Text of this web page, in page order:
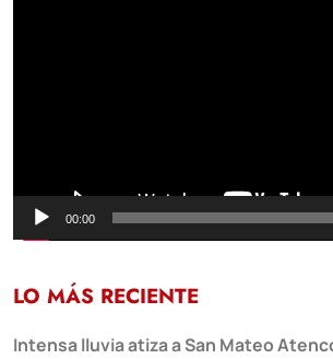
00:00
LO MÁS RECIENTE
Intensa lluvia atiza a San Mateo